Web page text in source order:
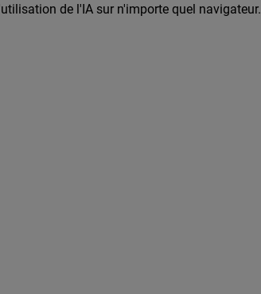
de l'IA sur n'importe quel navigateur.